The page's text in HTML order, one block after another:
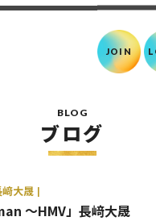
JOIN
BLOG
ブログ
﨑大晟
〜HMV」長﨑大晟